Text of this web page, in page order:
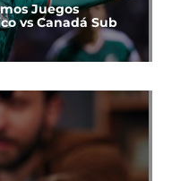
Juegos
vs Canadá Sub